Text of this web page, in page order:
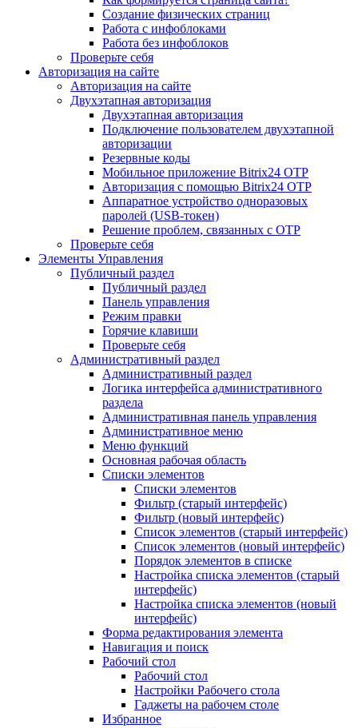
Создание физических страниц
Работа с инфоблоками
Работа без инфоблоков
Проверьте себя
Авторизация на сайте
Авторизация на сайте
Двухэтапная авторизация
Двухэтапная авторизация
Подключение пользователем двухэтапной
авторизации
Резервные коды
Мобильное приложение Bitrix24 OTP
Авторизация с помощью Bitrix24 OTP
Аппаратное устройство одноразовых
паролей (USB-токен)
Решение проблем, связанных с OTP
Проверьте себя
Элементы Управления
Публичный раздел
Публичный раздел
Панель управления
Режим правки
Горячие клавиши
Проверьте себя
Административный раздел
Административный раздел
Логика интерфейса административного
раздела
Административная панель управления
Административное меню
Меню функций
Основная рабочая область
Списки элементов
Списки элементов
Фильтр (старый интерфейс)
Фильтр (новый интерфейс)
Список элементов (старый интерфейс)
Список элементов (новый интерфейс)
Порядок элементов в списке
Настройка списка элементов (старый
интерфейс)
Настройка списка элементов (новый
интерфейс)
Форма редактирования элемента
Навигация и поиск
Рабочий стол
Рабочий стол
Настройки Рабочего стола
Гаджеты на рабочем столе
Избранное